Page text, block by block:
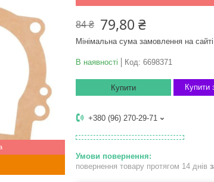
84 ₴ 79,80 ₴
Мінімальна сума замовлення на
В наявності Код: 6698371
Купити Купити
+380 (96) 270-29-71
повернення товару протягом 14 днів